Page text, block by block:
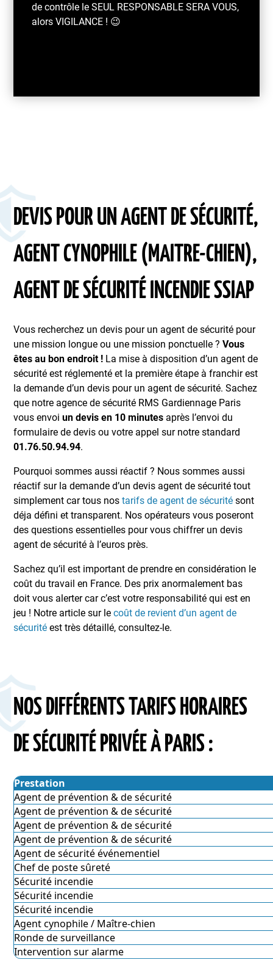
de contrôle le SEUL RESPONSABLE SERA VOUS,
alors VIGILANCE ! 😉
DEVIS POUR UN AGENT DE SÉCURITÉ,
AGENT CYNOPHILE (MAITRE-CHIEN),
AGENT DE SÉCURITÉ INCENDIE SSIAP
Vous recherchez un devis pour un agent de sécurité pour
une mission longue ou une mission ponctuelle ?Vous
êtes au bon endroit ! La mise à disposition d’un agent de
sécurité est réglementé et la première étape à franchir est
la demande d’un devis pour un agent de sécurité. Sachez
que notre agence de sécurité RMS Gardiennage Paris
vous envoiun devis en 10 minutes après l’envoi du
formulaire de devis ou votre appel sur notre standard
01.76.50.94.94.
Pourquoi sommes aussi réactif ? Nous sommes aussi
réactif sur la demande d’un devis agent de sécurité tout
simplement car tous nostarifs de agent de sécurité sont
déja défini et transparent. Nos opérateurs vous poseront
des questions essentielles pour vous chiffrer un devis
agent de sécurité à l’euros près.
Sachez qu’il est important de prendre en considération le
coût du travail en France. Des prix anormalement bas
doit vous alerter car c’est votre responsabilité qui est en
jeu ! Notre article sur lecoût de revient d’un agent de
sécurité est très détaillé, consultez-le.
NOS DIFFÉRENTS TARIFS HORAIRES
DE SÉCURITÉ PRIVÉE À PARIS :
Prestation
Agent de prévention & de sécurité
Agent de prévention & de sécurité
Agent de prévention & de sécurité
Agent de prévention & de sécurité
Agent de sécurité événementiel
Chef de poste sûreté
Sécurité incendie
Sécurité incendie
Sécurité incendie
Agent cynophile / Maître-chien
Ronde de surveillance
Intervention sur alarme